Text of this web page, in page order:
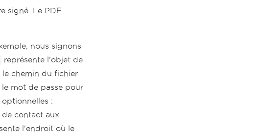
signé. Le PDF
nous signons
représente l'objet de
le chemin du fichier
mot de passe pour
:
contact aux
l'endroit où le